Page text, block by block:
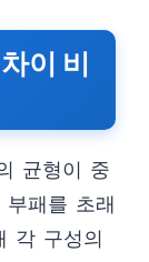
이 비
균형이 중
패를 초래
각 구성의